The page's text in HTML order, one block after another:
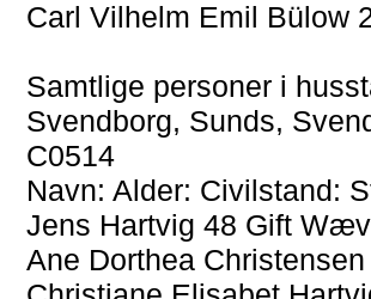
Carl Vilhelm Emil Bülow
Samtlige personer i
Svendborg, Sunds,
C0514
Navn: Alder: Civilstand:
Jens Hartvig 48 Gift
Ane Dorthea